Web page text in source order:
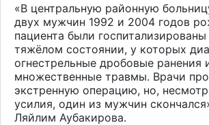
«В центральную районную
двух мужчин 1992 и 2004 годов
пациента были
тяжёлом состоянии, у которых
огнестрельные дробовые ранения
множественные травмы. Врачи
экстренную операцию, но,
усилия, один из мужчин
Ляйлим Аубакирова.